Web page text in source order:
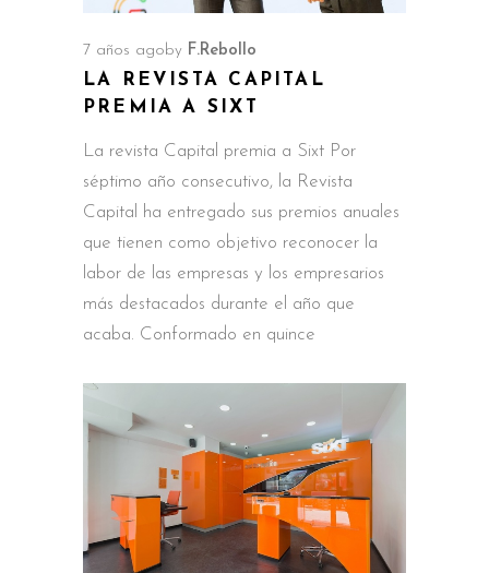
7 años agoby F.Rebollo
LA REVISTA CAPITAL
PREMIA A SIXT
La revista Capital premia a Sixt Por
séptimo año consecutivo, la Revista
Capital ha entregado sus premios anuales
que tienen como objetivo reconocer la
labor de las empresas y los empresarios
más destacados durante el año que
acaba. Conformado en quince